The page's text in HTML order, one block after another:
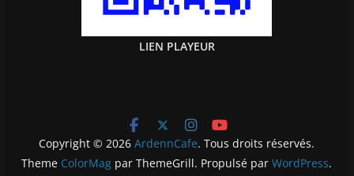
LIEN PLAYEUR
Copyright © 2026ArdennCafe. Tous droits réservés.
Theme ColorMag par ThemeGrill. Propulsé parWordPress.